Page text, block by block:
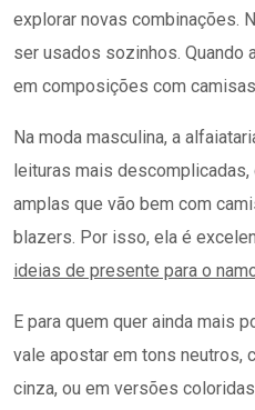
explorar novas combinações.
ser usados sozinhos. Quando
em composições com
Na moda masculina, a
leituras mais
amplas que vão bem com
blazers. Por isso, ela é
ideias de presente para o
E para quem quer ainda mais
vale apostar em tons neutros,
cinza, ou em versões